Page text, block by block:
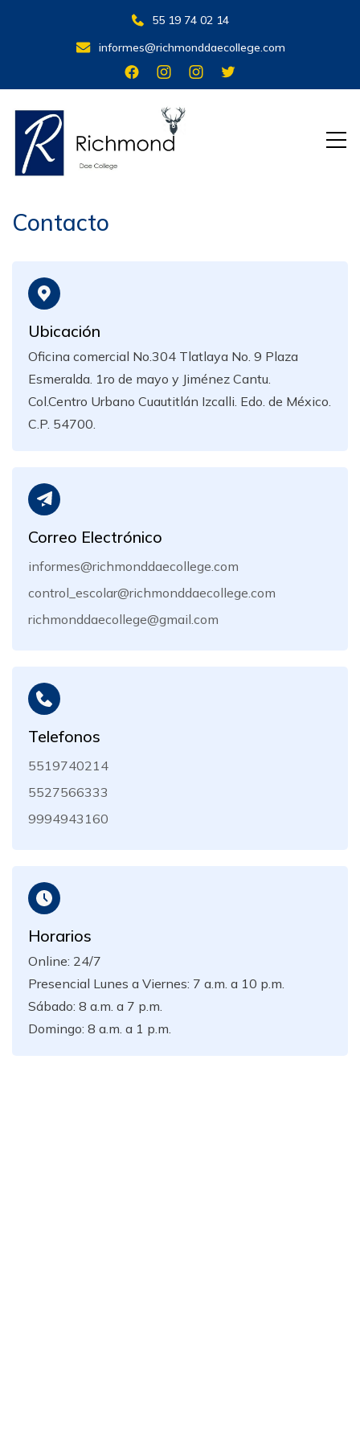
55 19 74 02 14
informes@richmonddaecollege.com
Contacto
Ubicación
‌Oficina comercial No.304 Tlatlaya No. 9 Plaza
Esmeralda. 1ro de mayo y Jiménez Cantu.
Col.Centro Urbano Cuautitlán Izcalli. Edo. de México.
C.P. 54700.
Correo Electrónico
informes@richmonddaecollege.com
control_escolar@richmonddaecollege.com
richmonddaecollege@gmail.com
Telefonos
5519740214
5527566333
9994943160
Horarios
Online: 24/7
Presencial Lunes a Viernes: 7 a.m. a 10 p.m.
Sábado: 8 a.m. a 7 p.m.
Domingo: 8 a.m. a 1 p.m.